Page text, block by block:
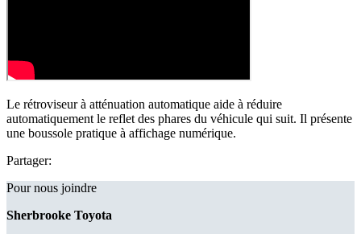
Le rétroviseur à atténuation automatique aide à réduire
automatiquement le reflet des phares du véhicule qui suit. Il présente
une boussole pratique à affichage numérique.
Partager:
Pour nous joindre
Sherbrooke Toyota